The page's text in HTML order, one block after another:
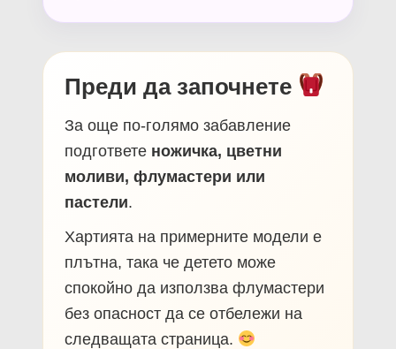
Преди да започнете
За още по-голямо забавление
подгответе ножичка, цветни
моливи, флумастери или
пастели.
Хартията на примерните модели е
плътна, така че детето може
спокойно да използва флумастери
без опасност да се отбележи на
следващата страница.